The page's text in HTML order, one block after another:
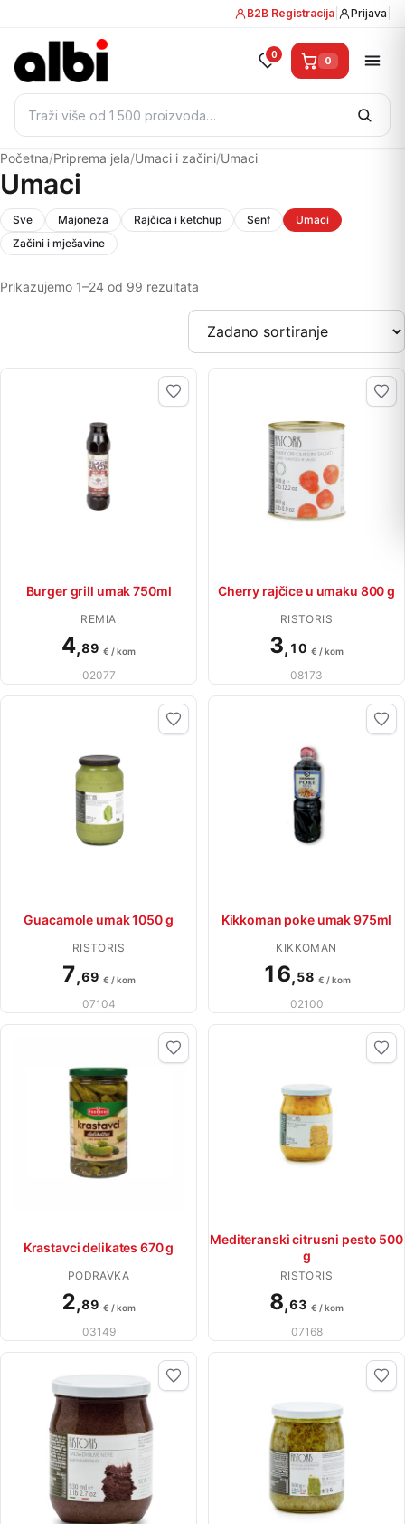
B2B Registracija Prijava
Pretraži:
0 0
Početna/Priprema jela/Umaci i začini/Umaci
Umaci
Sve Majoneza Rajčica i ketchup Senf
Umaci
Začini i mješavine
Prikazujemo 1–24 od 99 rezultata
Burger grill umak 750ml
REMIA
4,89 € / kom
02077
Cherry rajčice u umaku 800 g
RISTORIS
3, 10 € / kom
08173
Guacamole umak 1050 g
RISTORIS
7,69 € / kom
07104
Kikkoman poke umak 975ml
KIKKOMAN
16,58 € / kom
02100
Krastavci delikates 670 g
PODRAVKA
2,89 € / kom
03149
Mediteranski citrusni pesto 500
g
RISTORIS
8,63 € / kom
07168